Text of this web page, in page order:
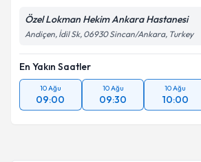
Kişisel verilerimin işlenmesine
Metni'ni okudum ve kişisel
kapsamda işlenmesini kabul
Takvim Talebini
Özel Lokman Hekim Ankara Hastanesi
Andiçen, İdil Sk, 06930 Sincan/Ankara, Turkey
En Yakın Saatler
10 Ağu
09:00
10 Ağu
09:30
10 Ağu
10:00